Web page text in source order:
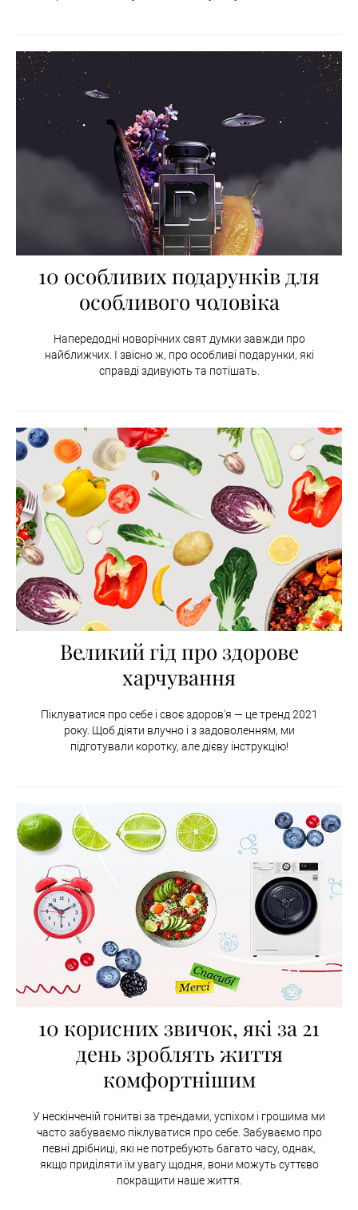
10 особливих подарунків для
особливого чоловіка
Напередодні новорічних свят думки завжди про
найближчих. І звісно ж, про особливі подарунки, які
справді здивують та потішать.
Великий гід про здорове
харчування
Піклуватися про себе і своє здоров'я — це тренд 2021
року. Щоб діяти влучно і з задоволенням, ми
підготували коротку, але дієву інструкцію!
10 корисних звичок, які за 21
день зроблять життя
комфортнішим
У нескінченій гонитві за трендами, успіхом і грошима ми
часто забуваємо піклуватися про себе. Забуваємо про
певні дрібниці, які не потребують багато часу, однак,
якщо приділяти їм увагу щодня, вони можуть суттєво
покращити наше життя.